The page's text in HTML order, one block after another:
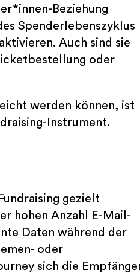
Beziehung
Spenderlebenszyklus
Auch sind sie
oder
werden können, ist
Instrument.
gezielt
hohen Anzahl E-Mail-
Daten während der
oder
sich die